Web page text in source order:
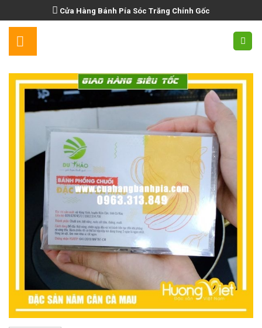
to
content
Cửa Hàng Bánh Pía Sóc Trăng Chính Gốc